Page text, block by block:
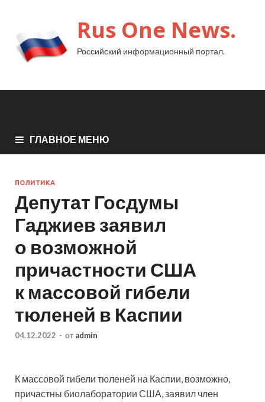
Rus One News.
Российский информационный портал.
ГЛАВНОЕ МЕНЮ
ПОЛИТИКА
Депутат Госдумы
Гаджиев заявил
о возможной
причастности США
к массовой гибели
тюленей в Каспии
04.12.2022 - от admin
К массовой гибели тюленей на Каспии, возможно,
причастны биолаборатории США, заявил член